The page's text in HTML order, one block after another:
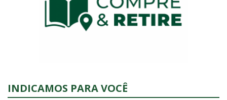
INDICAMOS PARA VOCÊ